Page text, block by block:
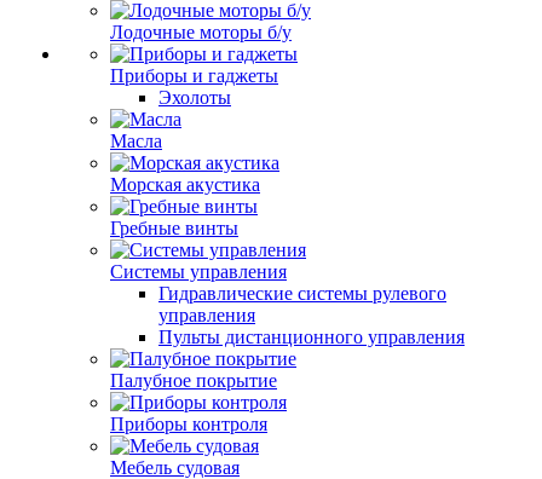
Лодочные моторы б/у
Приборы и гаджеты
Эхолоты
Масла
Морская акустика
Гребные винты
Системы управления
Гидравлические системы рулевого
управления
Пульты дистанционного управления
Палубное покрытие
Приборы контроля
Мебель судовая